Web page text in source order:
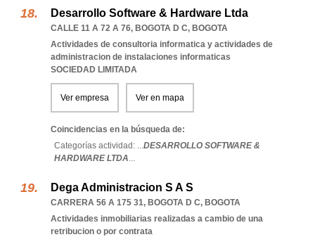
Desarrollo Software & Hardware Ltda
CALLE 11 A 72 A 76, BOGOTA D C, BOGOTA
Actividades de consultoria informatica y actividades de
administracion de instalaciones informaticas
SOCIEDAD LIMITADA
Ver empresa Ver en mapa
Coincidencias en la búsqueda de:
Categorías actividad: ...DESARROLLO SOFTWARE &
HARDWARE LTDA...
Dega Administracion S A S
CARRERA 56 A 175 31, BOGOTA D C, BOGOTA
Actividades inmobiliarias realizadas a cambio de una
retribucion o por contrata